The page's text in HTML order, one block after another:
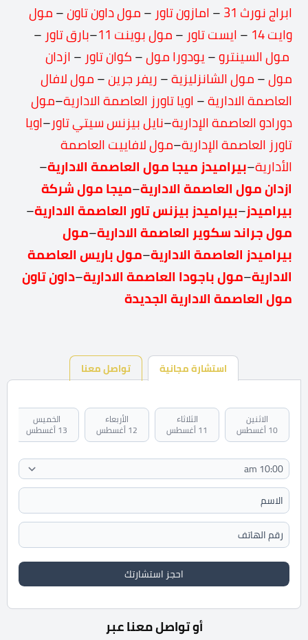
ابراج نورث 31 –امازون تاور–مول داون تاون–مول
وايت 14
–ايست تاور–مول بوينت 11 –بارق تاور–
مول السينترو–يودورا مول–كوان تاور–ازدان
مول–مول الشانزليزية–ريفر جرين–مول لافال
العاصمة الادارية–اويا تاورز العاصمة الادارية–مول
دورادو العاصمة الإدارية–نايل بيزنس سيتي تاور–اويا
تاورز العاصمة الإدارية–مول لافاييت العاصمة
الأدارية–بيراميدز ميجا مول العاصمة الادارية–
ازدان مول العاصمة الادارية–ميجا مول شركة
بيراميدز–بيراميدز بيزنس تاور العاصمة الادارية–
مول جراند سكوير العاصمة الادارية–مول
بيراميدز العاصمة الادارية–مول باريس العاصمة
الادارية–مول باجودا العاصمة الادارية–داون تاون
مول العاصمة الادارية الجديدة
استشارة مجانية تواصل معنا
الاثنين
10 أغسطس
الثلاثاء
11 أغسطس
الأربعاء
12 أغسطس
الخميس
13 أغسطس
احجز استشارتك
أو تواصل معنا عبر